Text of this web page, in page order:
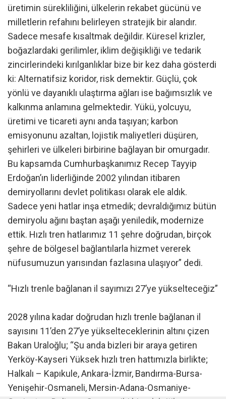
üretimin sürekliliğini, ülkelerin rekabet gücünü ve
milletlerin refahını belirleyen stratejik bir alandır.
Sadece mesafe kısaltmak değildir. Küresel krizler,
boğazlardaki gerilimler, iklim değişikliği ve tedarik
zincirlerindeki kırılganlıklar bize bir kez daha gösterdi
ki: Alternatifsiz koridor, risk demektir. Güçlü, çok
yönlü ve dayanıklı ulaştırma ağları ise bağımsızlık ve
kalkınma anlamına gelmektedir. Yükü, yolcuyu,
üretimi ve ticareti aynı anda taşıyan; karbon
emisyonunu azaltan, lojistik maliyetleri düşüren,
şehirleri ve ülkeleri birbirine bağlayan bir omurgadır.
Bu kapsamda Cumhurbaşkanımız Recep Tayyip
Erdoğan’ın liderliğinde 2002 yılından itibaren
demiryollarını devlet politikası olarak ele aldık.
Sadece yeni hatlar inşa etmedik; devraldığımız bütün
demiryolu ağını baştan aşağı yeniledik, modernize
ettik. Hızlı tren hatlarımız 11 şehre doğrudan, birçok
şehre de bölgesel bağlantılarla hizmet vererek
nüfusumuzun yarısından fazlasına ulaşıyor” dedi.
“Hızlı trenle bağlanan il sayımızı 27’ye yükselteceğiz”
2028 yılına kadar doğrudan hızlı trenle bağlanan il
sayısını 11’den 27’ye yükselteceklerinin altını çizen
Bakan Uraloğlu; “Şu anda bizleri bir araya getiren
Yerköy-Kayseri Yüksek hızlı tren hattımızla birlikte;
Halkalı – Kapıkule, Ankara-İzmir, Bandırma-Bursa-
Yenişehir-Osmaneli, Mersin-Adana-Osmaniye-